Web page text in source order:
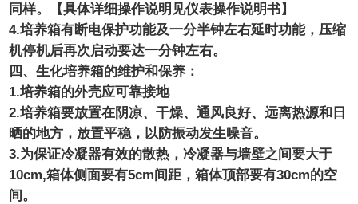
同样。【具体详细操作说明见仪表操作说明书】
4.培养箱有断电保护功能及一分半钟左右延时功能，压缩
机停机后再次启动要达一分钟左右。
四、生化培养箱的维护和保养：
1.培养箱的外壳应可靠接地
2.培养箱要放置在阴凉、干燥、通风良好、远离热源和日
晒的地方，放置平稳，以防振动发生噪音。
3.为保证冷凝器有效的散热，冷凝器与墙壁之间要大于
10cm,箱体侧面要有5cm间距，箱体顶部要有30cm的空
间。